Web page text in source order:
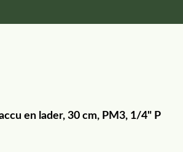
en lader, 30 cm, PM3, 1/4" P